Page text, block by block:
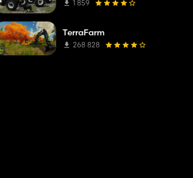
1 859
TerraFarm
268 828